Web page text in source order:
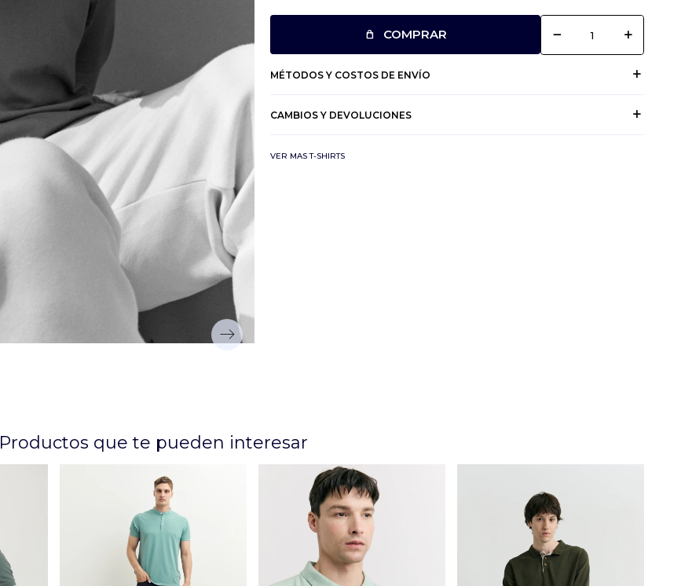
COMPRAR remove add
MÉTODOS Y COSTOS DE ENVÍO
CAMBIOS Y DEVOLUCIONES
VER MAS T-SHIRTS
Productos que te pueden interesar